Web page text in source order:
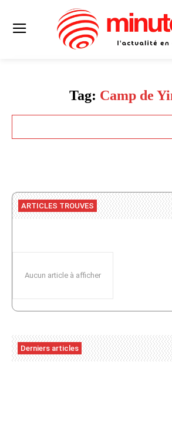
Tag: Camp de
ARTICLES TROUVES
Aucun article à afficher
Derniers articles